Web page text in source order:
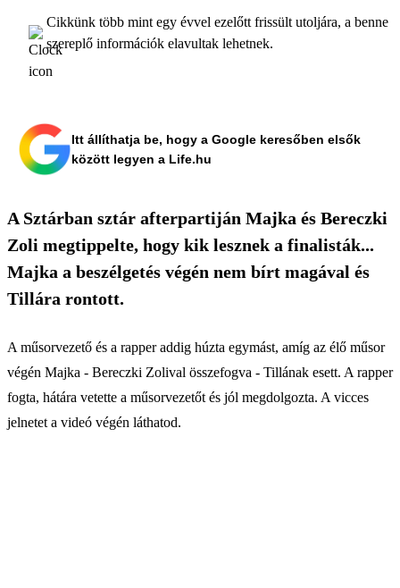
Cikkünk több mint egy évvel ezelőtt frissült utoljára, a benne
szereplő információk elavultak lehetnek.
Itt állíthatja be, hogy a Google keresőben elsők
között legyen a Life.hu
A Sztárban sztár afterpartiján Majka és Bereczki
Zoli megtippelte, hogy kik lesznek a finalisták...
Majka a beszélgetés végén nem bírt magával és
Tillára rontott.
A műsorvezető és a rapper addig húzta egymást, amíg az élő műsor
végén Majka - Bereczki Zolival összefogva - Tillának esett. A rapper
fogta, hátára vetette a műsorvezetőt és jól megdolgozta. A vicces
jelnetet a videó végén láthatod.